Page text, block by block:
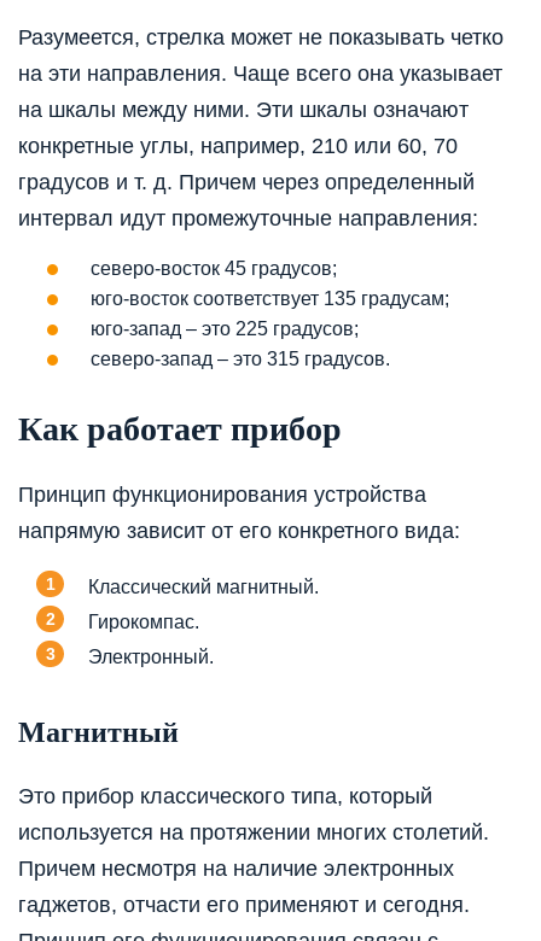
Разумеется, стрелка может не показывать четко
на эти направления. Чаще всего она указывает
на шкалы между ними. Эти шкалы означают
конкретные углы, например, 210 или 60, 70
градусов и т. д. Причем через определенный
интервал идут промежуточные направления:
северо-восток 45 градусов;
юго-восток соответствует 135 градусам;
юго-запад – это 225 градусов;
северо-запад – это 315 градусов.
Как работает прибор
Принцип функционирования устройства
напрямую зависит от его конкретного вида:
Классический магнитный.
Гирокомпас.
Электронный.
Магнитный
Это прибор классического типа, который
используется на протяжении многих столетий.
Причем несмотря на наличие электронных
гаджетов, отчасти его применяют и сегодня.